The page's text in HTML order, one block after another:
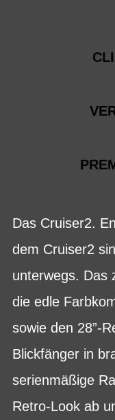
Das Cruiser2.
dem Cruiser2
unterwegs. Das
die edle
sowie den 28”-
Blickfänger in
serienmäßige
Retro-Look ab